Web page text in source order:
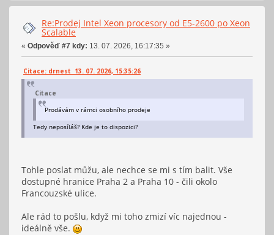
Re:Prodej Intel Xeon procesory od E5-2600 po Xeon
Scalable
« Odpověď #7 kdy: 13. 07. 2026, 16:17:35 »
Citace: drnest 13. 07. 2026, 15:35:26
Citace
Prodávám v rámci osobního prodeje
Tedy neposíláš? Kde je to dispozici?
Tohle poslat můžu, ale nechce se mi s tím balit. Vše
dostupné hranice Praha 2 a Praha 10 - čili okolo
Francouzské ulice.
Ale rád to pošlu, když mi toho zmizí víc najednou -
ideálně vše.